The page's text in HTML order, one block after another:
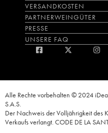
VERSANDKOSTEN
PARTNERWEINGÜTER
PRESSE
UNSERE FAQ
Alle Rechte vorbehalten © 2024
S.A.S.
Der Nachweis der Volljährigkeit des
Verkaufs verlangt. CODE DE LA